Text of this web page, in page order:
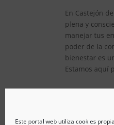
Este portal web utiliza cookies
En Castejón
plena y
manejar tus
poder de la
bienestar es
Estamos aquí